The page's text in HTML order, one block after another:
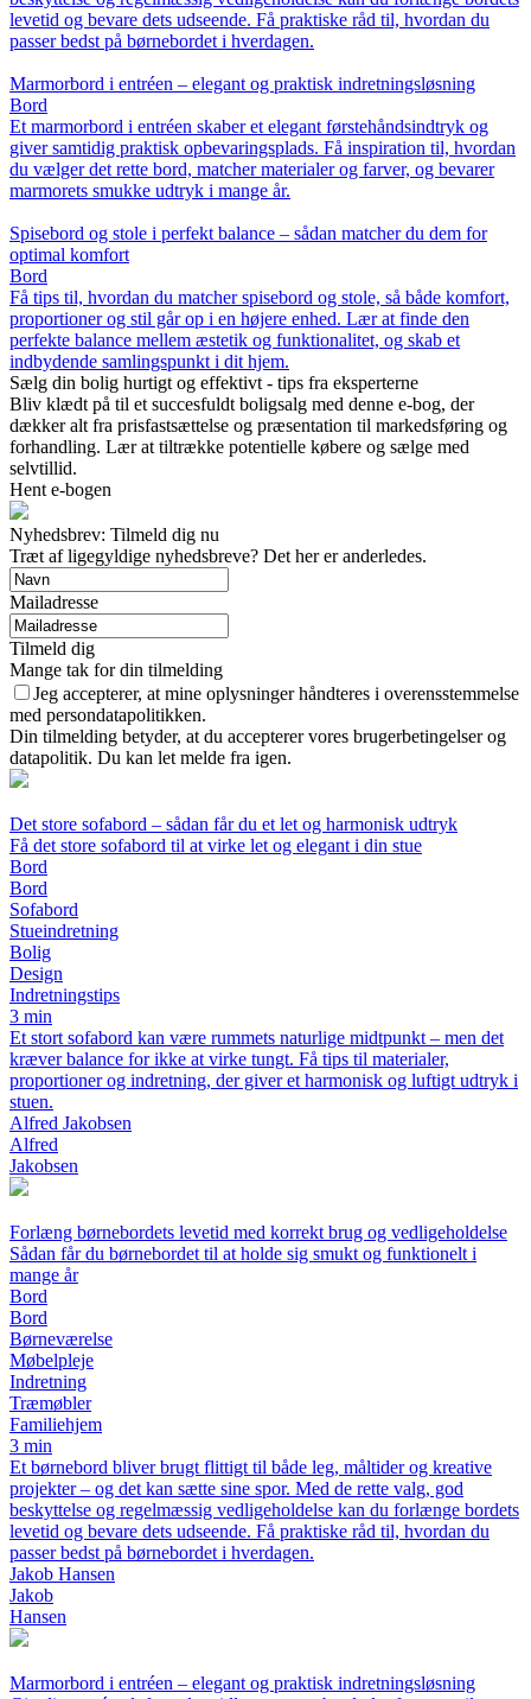
levetid og bevare dets udseende. Få praktiske råd til, hvordan du
passer bedst på børnebordet i hverdagen.
Marmorbord i entréen – elegant og praktisk indretningsløsning
Bord
Et marmorbord i entréen skaber et elegant førstehåndsindtryk og
giver samtidig praktisk opbevaringsplads. Få inspiration til, hvordan
du vælger det rette bord, matcher materialer og farver, og bevarer
marmorets smukke udtryk i mange år.
Spisebord og stole i perfekt balance – sådan matcher du dem for
optimal komfort
Bord
Få tips til, hvordan du matcher spisebord og stole, så både komfort,
proportioner og stil går op i en højere enhed. Lær at finde den
perfekte balance mellem æstetik og funktionalitet, og skab et
indbydende samlingspunkt i dit hjem.
Sælg din bolig hurtigt og effektivt - tips fra eksperterne
Bliv klædt på til et succesfuldt boligsalg med denne e-bog, der
dækker alt fra prisfastsættelse og præsentation til markedsføring og
forhandling. Lær at tiltrække potentielle købere og sælge med
selvtillid.
Hent e-bogen
Nyhedsbrev: Tilmeld dig nu
Træt af ligegyldige nyhedsbreve? Det her er anderledes.
Mailadresse
Tilmeld dig
Mange tak for din tilmelding
Jeg accepterer, at mine oplysninger håndteres i overensstemmelse
med persondatapolitikken.
Din tilmelding betyder, at du accepterer vores brugerbetingelser og
datapolitik. Du kan let melde fra igen.
Det store sofabord – sådan får du et let og harmonisk udtryk
Få det store sofabord til at virke let og elegant i din stue
Bord
Bord
Sofabord
Stueindretning
Bolig
Design
Indretningstips
3 min
Et stort sofabord kan være rummets naturlige midtpunkt – men det
kræver balance for ikke at virke tungt. Få tips til materialer,
proportioner og indretning, der giver et harmonisk og luftigt udtryk i
stuen.
Alfred Jakobsen
Alfred
Jakobsen
Forlæng børnebordets levetid med korrekt brug og vedligeholdelse
Sådan får du børnebordet til at holde sig smukt og funktionelt i
mange år
Bord
Bord
Børneværelse
Møbelpleje
Indretning
Træmøbler
Familiehjem
3 min
Et børnebord bliver brugt flittigt til både leg, måltider og kreative
projekter – og det kan sætte sine spor. Med de rette valg, god
beskyttelse og regelmæssig vedligeholdelse kan du forlænge bordets
levetid og bevare dets udseende. Få praktiske råd til, hvordan du
passer bedst på børnebordet i hverdagen.
Jakob Hansen
Jakob
Hansen
Marmorbord i entréen – elegant og praktisk indretningsløsning